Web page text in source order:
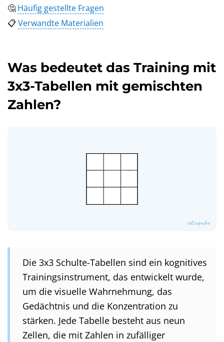
🤔 Häufig gestellte Fragen
📋Verwandte Materialien
Was bedeutet das Training mit
3x3-Tabellen mit gemischten
Zahlen?
Die 3x3 Schulte-Tabellen sind ein kognitives
Trainingsinstrument, das entwickelt wurde,
um die visuelle Wahrnehmung, das
Gedächtnis und die Konzentration zu
stärken. Jede Tabelle besteht aus neun
Zellen, die mit Zahlen in zufälliger